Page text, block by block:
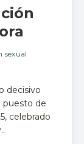
sexual
decisivo
puesto de
celebrado